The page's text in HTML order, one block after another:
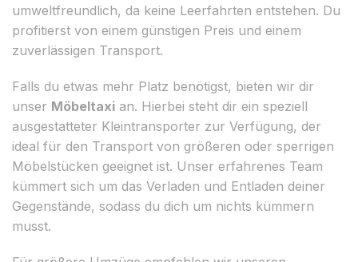
umweltfreundlich, da keine Leerfahrten entstehen. Du
profitierst von einem günstigen Preis und einem
zuverlässigen Transport.
Falls du etwas mehr Platz benötigst, bieten wir dir
unser Möbeltaxi an. Hierbei steht dir ein speziell
ausgestatteter Kleintransporter zur Verfügung, der
ideal für den Transport von größeren oder sperrigen
Möbelstücken geeignet ist. Unser erfahrenes Team
kümmert sich um das Verladen und Entladen deiner
Gegenstände, sodass du dich um nichts kümmern
musst.